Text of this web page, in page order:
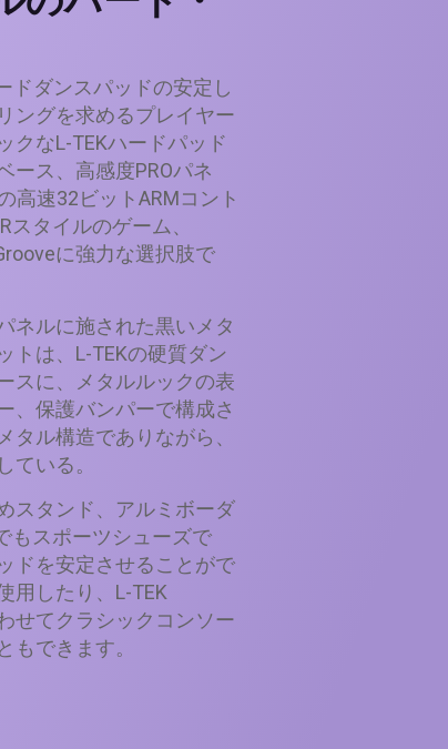
ドダンスパッドの安定し
ングを求めるプレイヤー
クなL-TEKハードパッド
ース、高感度PROパネ
高速32ビットARMコント
スタイルのゲーム、
に強力な選択肢で
ネルに施された黒いメタ
トは、L-TEKの硬質ダン
スに、メタルルックの表
、保護バンパーで構成さ
タル構造でありながら、
ている。
スタンド、アルミボーダ
もスポーツシューズで
ドを安定させることがで
用したり、L-TEK
せてクラシックコンソー
もできます。